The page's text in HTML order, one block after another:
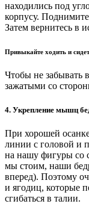
находились под
корпусу.
Затем вернитесь в
Привыкайте ходить и
Чтобы не забывать
зажатыми со
4. Укрепление мышц
При хорошей
линии с головой и
на нашу фигуры со
мы стоим, наши
вперед). Поэтому
и ягодиц, которые
сгибаться в талии.